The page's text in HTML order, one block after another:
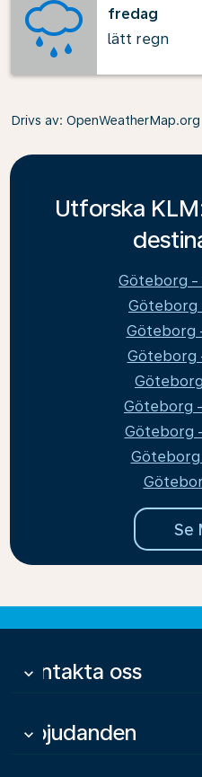
fredag
lätt regn
Drivs av: OpenWeatherMap.org
Utforska
Göteborg -
Göteborg
Göteborg
Göteborg
Göteborg
Göteborg
Se
Kontakta oss
keyboard_arrow_down
Erbjudanden
keyboard_arrow_down